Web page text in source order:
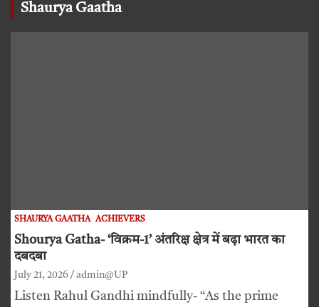
Shaurya Gaatha
SHAURYA GAATHA ACHIEVERS
Shourya Gatha- ‘विक्रम-1’ अंतरिक्ष क्षेत्र में बढ़ा भारत का
दबदबा
July 21, 2026 admin@UP
Listen Rahul Gandhi mindfully- “As the prime